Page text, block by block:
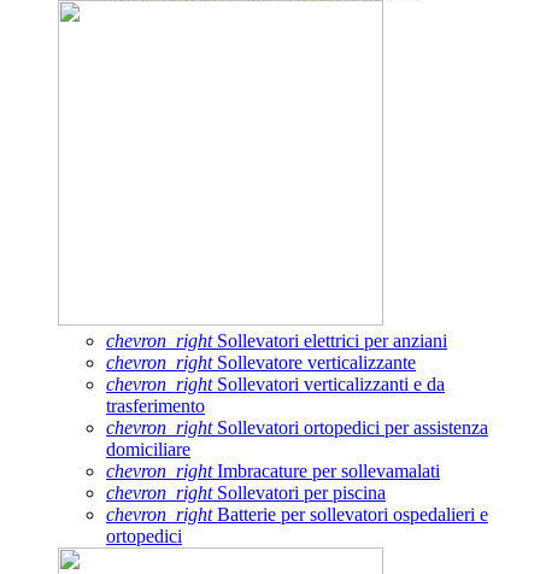
chevron_rightSollevatori elettrici per anziani
chevron_rightSollevatore verticalizzante
chevron_rightSollevatori verticalizzanti e da
trasferimento
chevron_rightSollevatori ortopedici per assistenza
domiciliare
chevron_rightImbracature per sollevamalati
chevron_rightSollevatori per piscina
chevron_rightBatterie per sollevatori ospedalieri e
ortopedici